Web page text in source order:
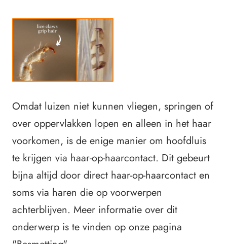
Omdat luizen niet kunnen vliegen, springen of
over oppervlakken lopen en alleen in het haar
voorkomen, is de enige manier om hoofdluis
te krijgen via haar-op-haarcontact. Dit gebeurt
bijna altijd door direct haar-op-haarcontact en
soms via haren die op voorwerpen
achterblijven. Meer informatie over dit
onderwerp is te vinden op onze pagina